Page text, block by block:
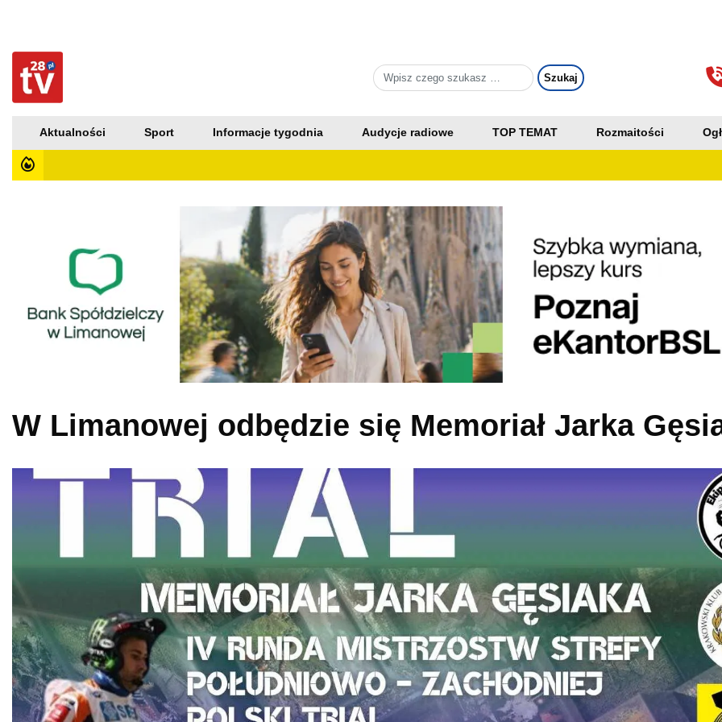
Aktualności Sport Informacje tygodnia Audycje radiowe TOP TEMAT Rozmaitości
W Limanowej odbędzie się Memoriał Jarka